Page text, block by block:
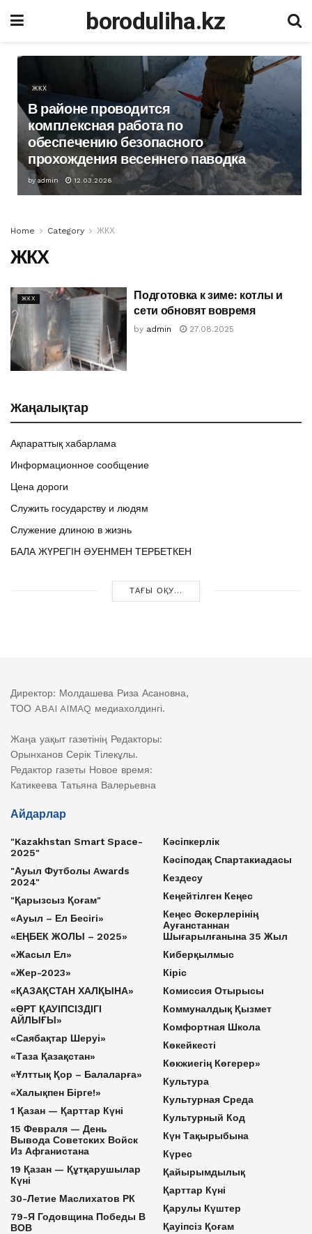
boroduliha.kz
ЖКХ
В районе проводится
комплексная работа по
обеспечению безопасного
прохождения весеннего паводка
by admin 12.03.2026
Home Category ЖКХ
ЖКХ
ЖКХ
Подготовка к зиме: котлы и
сети обновят вовремя
by admin 27.08.2025
Жаңалықтар
Ақпараттық хабарлама
Информационное сообщение
Цена дороги
Служить государству и людям
Служение длиною в жизнь
БАЛА ЖҮРЕГІН ӘУЕНМЕН ТЕРБЕТКЕН
ТАҒЫ ОҚУ...
Директор: Молдашева Риза Асановна,
ТОО ABAI AIMAQ медиахолдингі.
Жаңа уақыт газетінің Редакторы:
Орынханов Серік Тілекұлы.
Редактор газеты Новое время:
Катикеева Татьяна Валерьевна
Айдарлар
"Kazakhstan Smart Space-
2025"
"Ауыл Футболы Awards
2024"
"Қарызсыз Қоғам"
«Ауыл – Ел Бесігі»
«ЕҢБЕК ЖОЛЫ – 2025»
«Жасыл Ел»
«Жер-2023»
«ҚАЗАҚСТАН ХАЛҚЫНА»
«ӨРТ ҚАУІПСІЗДІГІ
АЙЛЫҒЫ»
«Саябақтар Шеруі»
«Таза Қазақстан»
«Ұлттық Қор – Балаларға»
«Халықпен Бірге!»
1 Қазан — Қарттар Күні
15 Февраля — День
Вывода Советских Войск
Из Афганистана
19 Қазан — Құтқарушылар
Күні
30-Летие Маслихатов РК
79-Я Годовщина Победы В
ВОВ
Кәсіпкерлік
Кәсіподақ Спартакиадасы
Кездесу
Кеңейтілген Кеңес
Кеңес Әскерлерінің
Ауғанстаннан
Шығарылғанына 35 Жыл
Киберқылмыс
Кіріс
Комиссия Отырысы
Коммуналдық Қызмет
Комфортная Школа
Көкейкесті
Көкжиегің Көгерер»
Культура
Культурная Среда
Культурный Код
Күн Тақырыбына
Күрес
Қайырымдылық
Қарттар Күні
Қарулы Күштер
Қауіпсіз Қоғам